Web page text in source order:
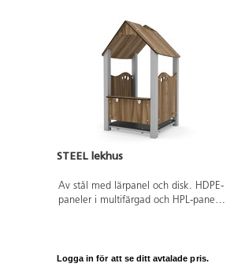
STEEL lekhus
Av stål med lärpanel och disk. HDPE-
paneler i multifärgad och HPL-paneler
finns att tillgå på begäran.
Logga in för att se ditt avtalade pris.